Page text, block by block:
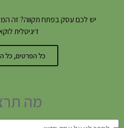
יש לכם עסק בפתח תקווה? זה
דיגיטלית
כל הפרטים, כל
מה